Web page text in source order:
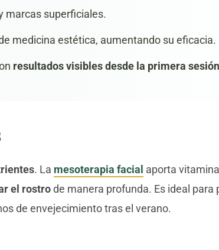
marcas superficiales.
medicina estética, aumentando su eficacia.
resultados visibles desde la primera sesión
. La mesoterapia facial aporta
el rostrode manera profunda. Es ideal para
de envejecimiento tras el verano.